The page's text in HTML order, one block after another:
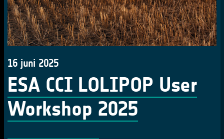
16 juni 2025
ESA CCI LOLIPOP User
Workshop 2025